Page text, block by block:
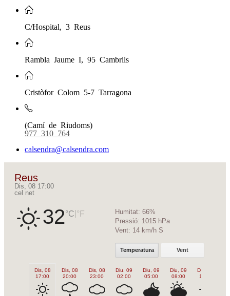
C/Hospital, 3 Reus
Rambla Jaume I, 95 Cambrils
Cristòfor Colom 5-7 Tarragona
(Camí de Riudoms)
977 310 764
calsendra@calsendra.com
Reus
Dis, 08 17:00
cel net
32°C °F Humitat: 66%
Pressió: 1015 hPa
Vent: 14 km/h S
Temperatura Vent
Dis, 08
17:00
Dis, 08
20:00
Dis, 08
23:00
Diu, 09
02:00
Diu, 09
05:00
Diu, 09
08:00
Diu, 09
11:00